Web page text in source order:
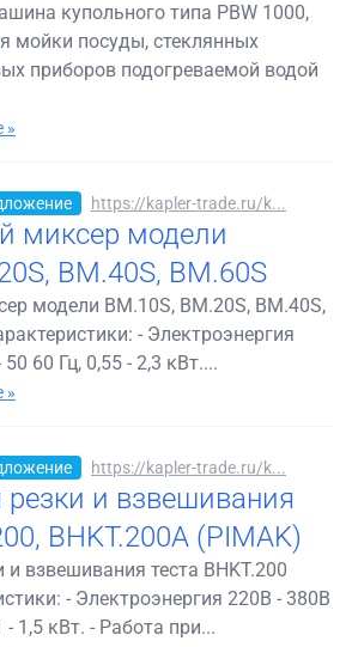
купольного типа PBW 1000,
мойки посуды, стеклянных
приборов подогреваемой водой
»
https://kapler-trade.ru/k...
миксер модели
ВМ.40S, ВМ.60S
модели ВМ.10S, ВМ.20S, ВМ.40S,
- Электроэнергия
60 Гц, 0,55 - 2,3 кВт....
»
https://kapler-trade.ru/k...
и взвешивания
BHKT.200A (PIMAK)
взвешивания теста BHKT.200
- Электроэнергия 220В - 380В
- 1,5 кВт. - Работа при...